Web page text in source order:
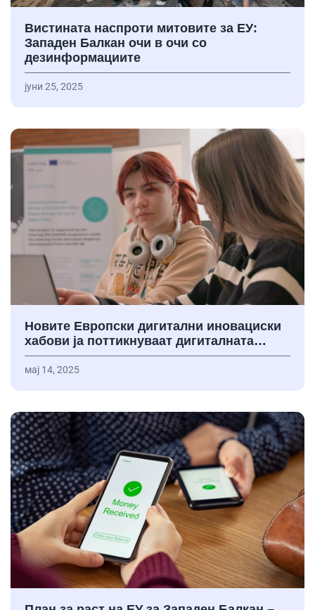
Вистината наспроти митовите за ЕУ:
Западен Балкан очи в очи со
дезинформациите
јуни 25, 2025
Новите Европски дигитални иновациски
хабови ја поттикнуваат дигиталната…
мај 14, 2025